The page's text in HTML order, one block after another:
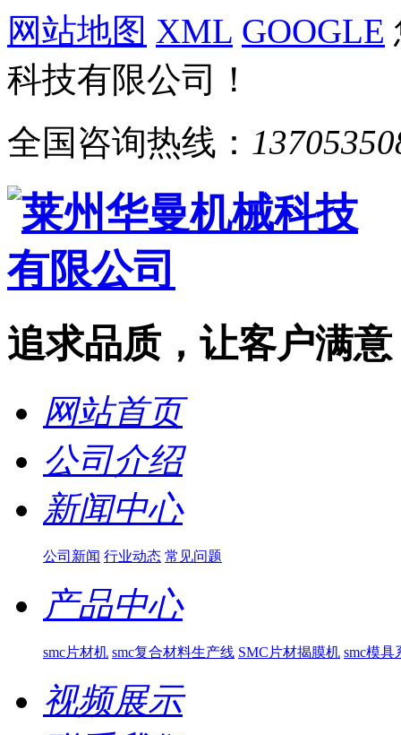
网站地图 XML GOOGLE
科技有限公司！
全国咨询热线：
追求品质，让客户满意
网站首页
公司介绍
新闻中心
公司新闻 行业动态 常见问题
产品中心
smc片材机 smc复合材料生产线 SMC片材揭膜机 smc模具
视频展示